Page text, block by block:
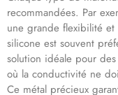
recommandées. Par
une grande flexibilité
silicone est souvent
solution idéale pour
où la conductivité ne
Ce métal précieux